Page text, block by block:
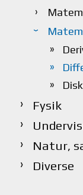
Fysik
Natur,
Diverse